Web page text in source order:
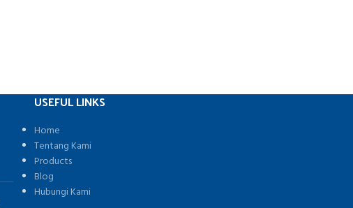
USEFUL LINKS
Home
Tentang Kami
Products
Blog
Hubungi Kami